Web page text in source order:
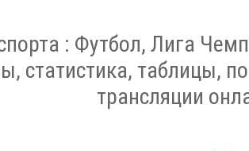
: Футбол, Лига
статистика, таблицы,
трансляции